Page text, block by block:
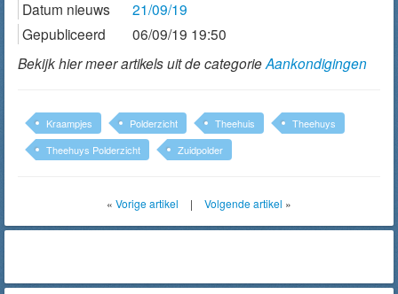
Datum nieuws
21/09/19
Gepubliceerd
06/09/19 19:50
Bekijk hier meer artikels uit de categorieAankondigingen
Kraampjes Polderzicht Theehuis
Theehuys
Theehuys Polderzicht
Zuidpolder
« Vorige artikel | Volgende artikel »